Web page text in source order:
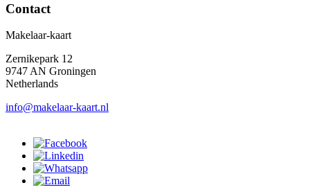
Contact
Makelaar-kaart
Zernikepark 12
9747 AN Groningen
Netherlands
info@makelaar-kaart.nl